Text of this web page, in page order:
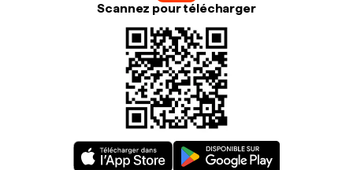
Scannez pour télécharger